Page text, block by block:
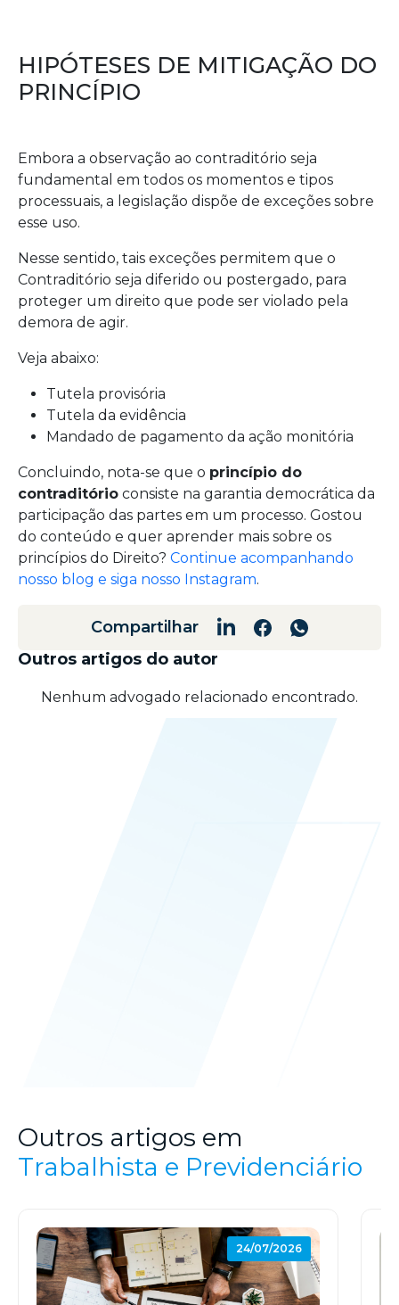
HIPÓTESES DE MITIGAÇÃO DO
PRINCÍPIO
Embora a observação ao contraditório seja
fundamental em todos os momentos e tipos
processuais, a legislação dispõe de exceções sobre
esse uso.
Nesse sentido, tais exceções permitem que o
Contraditório seja diferido ou postergado, para
proteger um direito que pode ser violado pela
demora de agir.
Veja abaixo:
Tutela provisória
Tutela da evidência
Mandado de pagamento da ação monitória
Concluindo, nota-se que o princípio do
contraditório consiste na garantia democrática da
participação das partes em um processo. Gostou
do conteúdo e quer aprender mais sobre os
princípios do Direito? Continue acompanhando
nosso blog e siga nosso Instagram.
Compartilhar
Outros artigos do autor
Nenhum advogado relacionado encontrado.
Outros artigos em
Trabalhista e Previdenciário
24/07/2026